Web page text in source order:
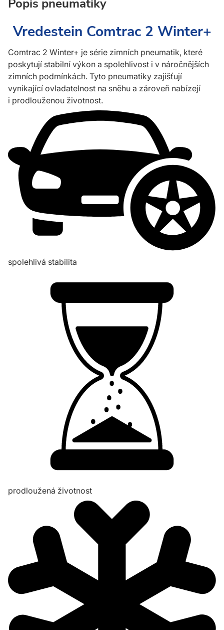
Popis pneumatiky
Vredestein Comtrac 2 Winter+
Comtrac 2 Winter+ je série zimních pneumatik, které
poskytují stabilní výkon a spolehlivost i v náročnějších
zimních podmínkách. Tyto pneumatiky zajišťují
vynikající ovladatelnost na sněhu a zároveň nabízejí
i prodlouženou životnost.
spolehlivá stabilita
prodloužená životnost